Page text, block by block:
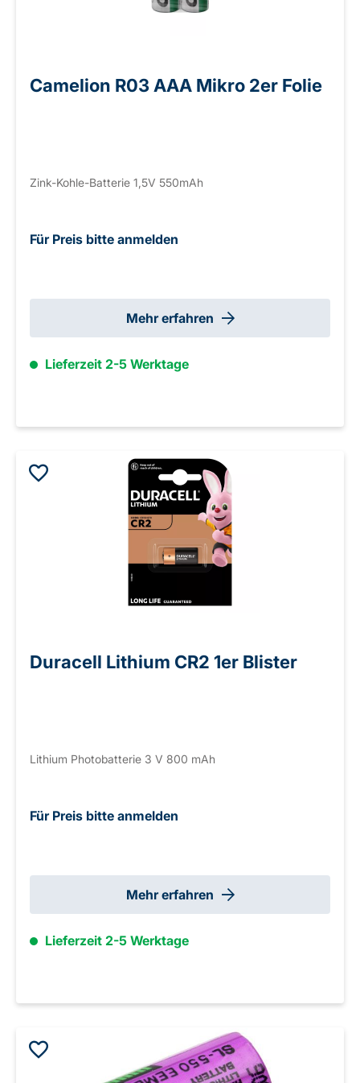
Camelion R03 AAA Mikro 2er Folie
Zink-Kohle-Batterie 1,5V 550mAh
Für Preis bitte anmelden
Mehr erfahren
Lieferzeit 2-5 Werktage
Duracell Lithium CR2 1er Blister
Lithium Photobatterie 3 V 800 mAh
Für Preis bitte anmelden
Mehr erfahren
Lieferzeit 2-5 Werktage